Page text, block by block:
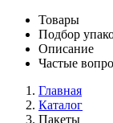
Товары
Подбор
Описание
Частые
Главная
Каталог
Пакеты